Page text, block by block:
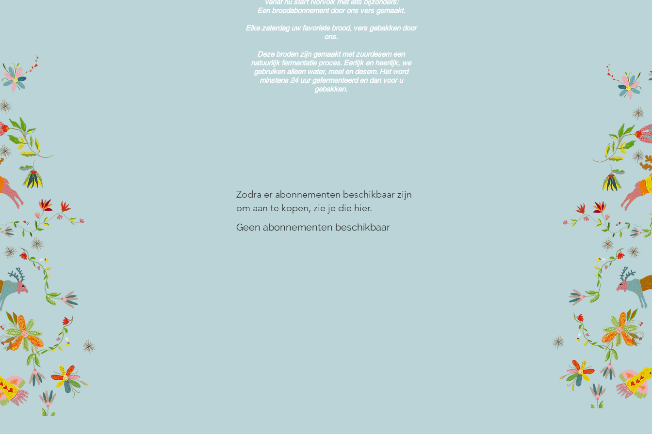
​Vanaf nu start Norvolk met iets bijzonders:
Een broodabonnement door ons vers gemaakt.
Elke zaterdag uw favoriete brood, vers gebakken door
ons.
Deze broden zijn gemaakt met zuurdesem een
natuurlijk fermentatie proces. Eerlijk en heerlijk, we
gebruiken alleen water, meel en desem. Het word
minstens 24 uur gefermenteerd en dan voor u
gebakken.
Zodra er abonnementen beschikbaar zijn
om aan te kopen, zie je die hier.
Geen abonnementen beschikbaar